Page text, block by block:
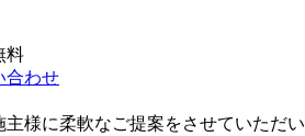
料
合わせ
様に柔軟なご提案をさせていただい